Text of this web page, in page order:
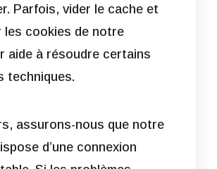
Parfois, vider le cache et
les cookies de notre
aide à résoudre certains
techniques.
assurons-nous que notre
d’une connexion